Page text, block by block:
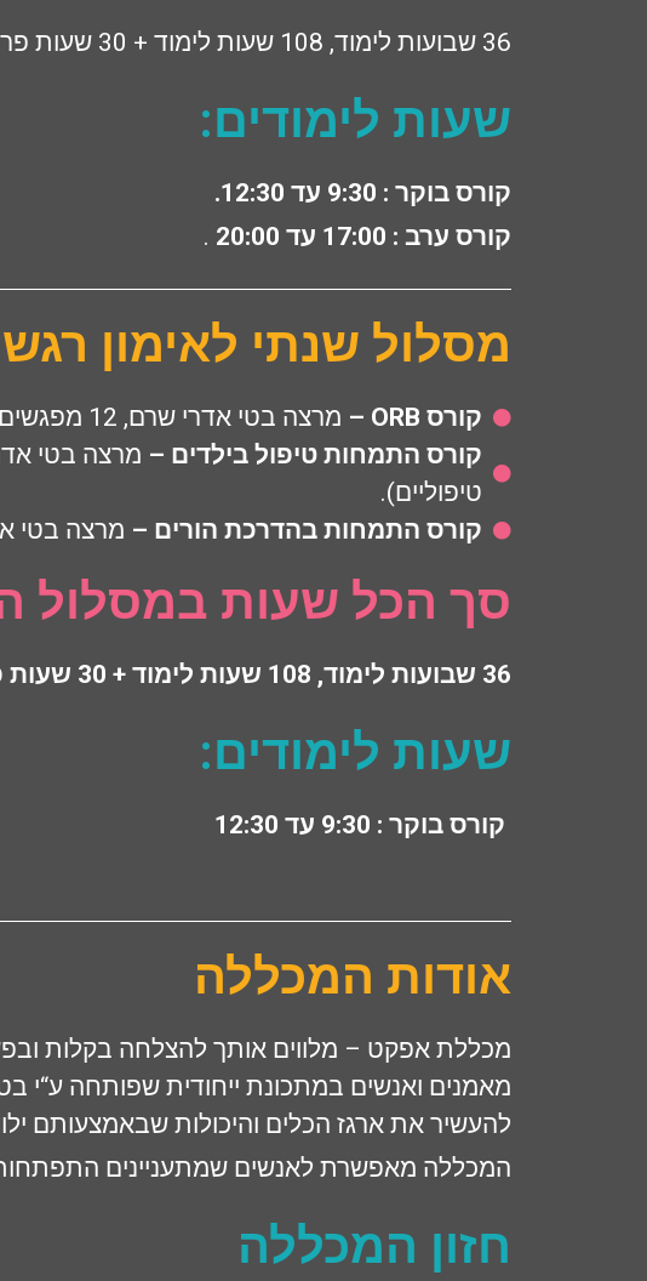
36 שבועות לימוד, 108 שעות לימוד + 30 שעות פרקטיקום = 138 שעות במסלול.
שעות לימודים:
קורס בוקר : 9:30 עד 12:30.
קורס ערב : 17:00 עד 20:00
.
מסלול שנתי לאימון
קורס ORB –
מרצה בטי אדרי שרם, 12 מפגשים של 4 שעות סה"כ 36 שעות לימוד.
קורס התמחות טיפול בילדים –
טיפוליים).
קורס התמחות בהדרכת הורים – מרצה בטי אדרי שרם , 11
סך הכל שעות במסלול
36 שבועות לימוד, 108 שעות לימוד + 30 שעות פרקטיקום = 138 שעות במסלול.
שעות לימודים:
קורס בוקר : 9:30 עד 12:30
אודות המכללה
מכללת אפקט – מלווים אותך להצלחה בקלות
מאמנים ואנשים במתכונת ייחודית שפותחה ע“י
להעשיר את ארגז הכלים והיכולות שבאמצעותם ילוו
המכללה מאפשרת לאנשים שמתעניינים
חזון המכללה